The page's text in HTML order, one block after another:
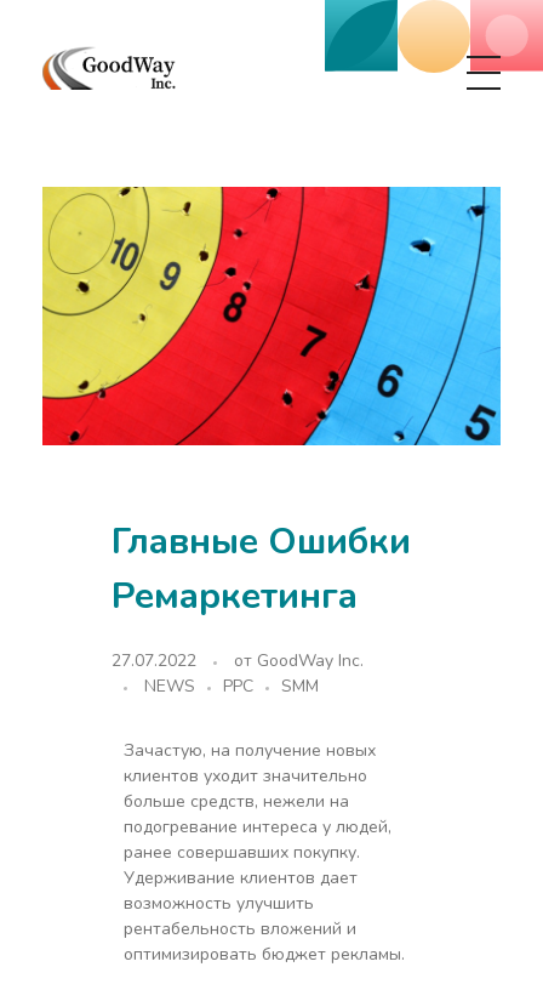
Главные Ошибки
Ремаркетинга
27.07.2022 от GoodWay Inc.
NEWS
PPC SMM
Зачастую, на получение новых
клиентов уходит значительно
больше средств, нежели на
подогревание интереса у людей,
ранее совершавших покупку.
Удерживание клиентов дает
возможность улучшить
рентабельность вложений и
оптимизировать бюджет рекламы.